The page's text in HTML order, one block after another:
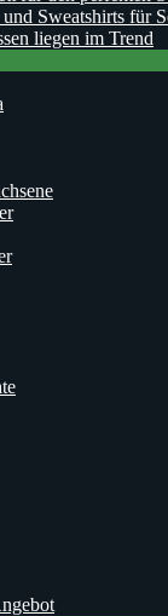
Sweatshirts für
liegen im Trend